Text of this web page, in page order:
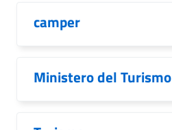
camper
Ministero del Turismo